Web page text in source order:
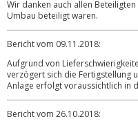
Wir danken auch allen
Umbau beteiligt waren.
Bericht vom 09.11.2018:
Aufgrund von
verzögert sich die Fertigstellung
Anlage erfolgt voraussichtlich in
Bericht vom 26.10.2018: